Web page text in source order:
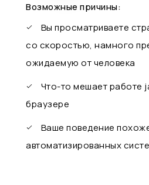
Возможные причины:
Вы просматриваете
со скоростью, намного
ожидаемую от человека
Что-то мешает работе
браузере
Ваше поведение
автоматизированных